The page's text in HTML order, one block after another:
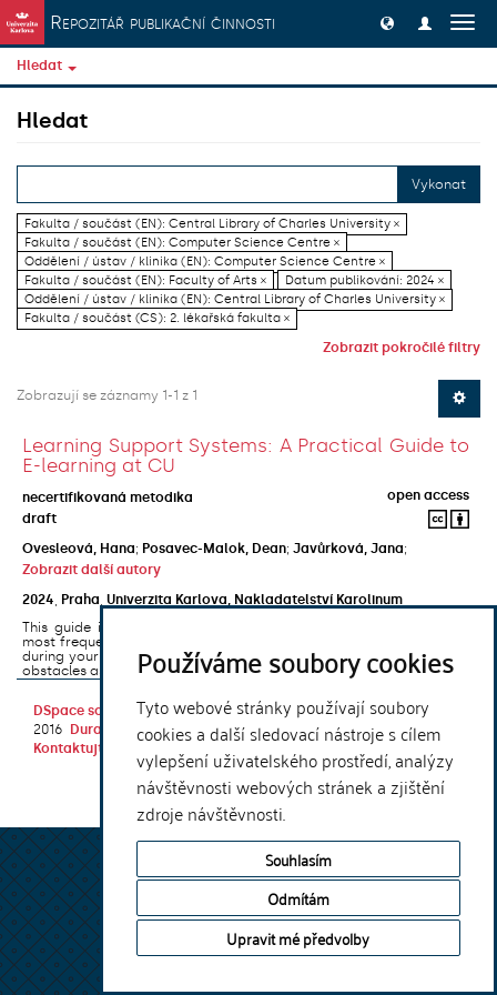
Používáme soubory cookies
Tyto webové stránky používají soubory
cookies a další sledovací nástroje s cílem
vylepšení uživatelského prostředí, analýzy
návštěvnosti webových stránek a zjištění
zdroje návštěvnosti.
Souhlasím
Odmítám
Upravit mé předvolby
Přeskočit na obsah
Repozitář publikační činnosti
Hledat
Hledat
Vykonat
Fakulta / součást (EN): Central Library of Charles University ×
Fakulta / součást (EN): Computer Science Centre ×
Oddělení / ústav / klinika (EN): Computer Science Centre ×
Fakulta / součást (EN): Faculty of Arts ×
Datum publikování: 2024 ×
Oddělení / ústav / klinika (EN): Central Library of Charles University ×
Fakulta / součást (CS): 2. lékařská fakulta ×
Zobrazit pokročilé filtry
Zobrazují se záznamy 1-1 z 1
Learning Support Systems: A Practical Guide to
E-learning at CU
necertifikovaná metodika
open access
draft
Ovesleová, Hana; Posavec-Malok, Dean; Javůrková, Jana;
Zobrazit další autory
2024
Praha Univerzita Karlova, Nakladatelství Karolinum
This guide introduces the e-learning support tools that are used
most frequently at Charles University and that you may encounter
during your studies. It will also help you to avoid the most common
obstacles associated ...
DSpace softwarecopyright © 2002-
2016
DuraSpace
Kontaktujte nás
Theme by